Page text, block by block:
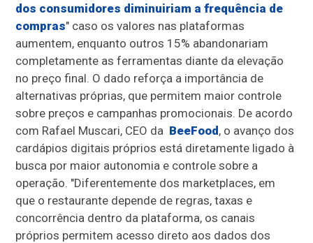
dos consumidores diminuiriam a frequência de
compras" caso os valores nas plataformas
aumentem, enquanto outros 15% abandonariam
completamente as ferramentas diante da elevação
no preço final. O dado reforça a importância de
alternativas próprias, que permitem maior controle
sobre preços e campanhas promocionais. De acordo
com Rafael Muscari, CEO da BeeFood, o avanço dos
cardápios digitais próprios está diretamente ligado à
busca por maior autonomia e controle sobre a
operação. "Diferentemente dos marketplaces, em
que o restaurante depende de regras, taxas e
concorrência dentro da plataforma, os canais
próprios permitem acesso direto aos dados dos